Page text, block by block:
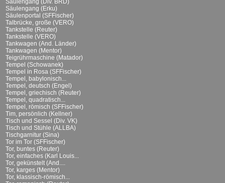
Säulengang (Div. BRD)
Säulengang (Erku)
Säulenportal (SFFischer)
Talbrücke, große (VERO)
Tankstelle (Reuter)
Tankstelle (VERO)
Tankwagen (And. Länder)
Tankwagen (Mentor)
Teigrührmaschine (Matador)
Tempel (Schowanek)
Tempel in Rosa (SFFischer)
Tempel, babylonisch...
Tempel, deutsch (Engel)
Tempel, griechisch (Reuter)
Tempel, quadratisch...
Tempel, römisch (SFFischer)
Tim, persönlich (Kellner)
Tisch und Sessel (Div. VK)
Tisch und Stühle (ALLBA)
Tischgarnitur (Sina)
Tor im Tor (SFFischer)
Tor, buntes (Reuter)
Tor, einfaches (Karl Louis...
Tor, gekünstelt (And....
Tor, karges (Mentor)
Tor, klassisch-römisch...